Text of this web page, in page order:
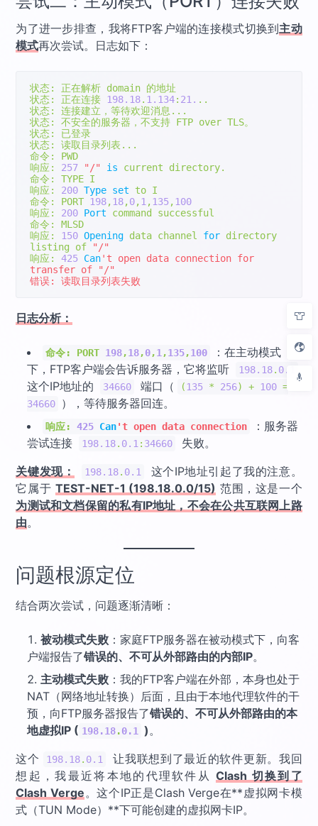
为了进一步排查，我将FTP客户端的连接模式切换到主动
模式再次尝试。日志如下：
状态: 正在解析 domain 的地址
状态:
正在连接 198.18. 1.134: 21. ..
状态:
连接建立，等待欢迎消息...
状态:
不安全的服务器，不支持 FTP over TLS。
状态:
已登录
状态:
读取目录列表...
命令:
响应:
257 "/" is current directory.
命令:
响应:
200 Type set
命令:
PORT 198,18,0,1 ,135,100
响应:
200 Port
命令:
响应:
150 Opening data channel for directory
listing of
"/"
响应:
425 Can't open data connection for
transfer of "/"
错误: 读取目录列表失败
日志分析：
命令: PORT 198,18,0,1 ,135,100
：在主动模式
下，FTP客户端会告诉服务器，它将监听
198.18. 0.1
这个IP地址的 34660 端口（ (135 * 256) + 100 =
34660
），等待服务器回连。
响应: 425 Can't open data connection
：服务器
尝试连接
198.18. 0.1 : 34660
失败。
关键发现：
198.18. 0.1
这个IP地址引起了我的注意。
它属于 TEST-NET-1 (198.18.0.0/15) 范围，这是一个
为测试和文档保留的私有IP地址，不会在公共互联网上路
由。
问题根源定位
结合两次尝试，问题逐渐清晰：
被动模式失败 ：家庭FTP服务器在被动模式下，向客
户端报告了错误的、不可从外部路由的内部IP。
主动模式失败 ：我的FTP客户端在外部，本身也处于
NAT（网络地址转换）后面，且由于本地代理软件的干
预，向FTP服务器报告了错误的、不可从外部路由的本
地虚拟IP ( 198.18.0.1 ) 。
这个
198.18. 0.1
让我联想到了最近的软件更新。我回
想起，我最近将本地的代理软件从Clash 切换到了
Clash Verge 。这个IP正是Clash Verge在**虚拟网卡模
式（TUN Mode）**下可能创建的虚拟网卡IP。